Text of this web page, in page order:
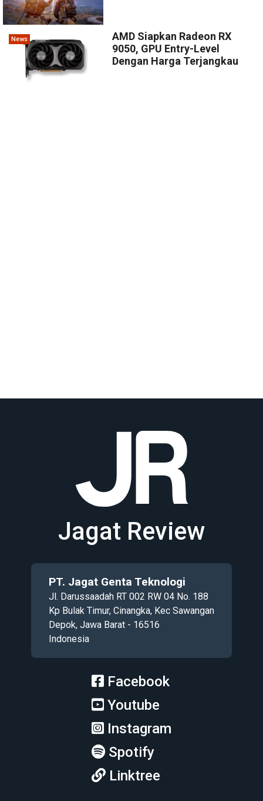
News
AMD Siapkan Radeon RX
9050, GPU Entry-Level
Dengan Harga Terjangkau
Jagat Review
PT. Jagat Genta Teknologi
Jl. Darussaadah RT 002 RW 04 No. 188
Kp Bulak Timur, Cinangka, Kec Sawangan
Depok, Jawa Barat - 16516
Indonesia
Facebook
Youtube
Instagram
Spotify
Linktree